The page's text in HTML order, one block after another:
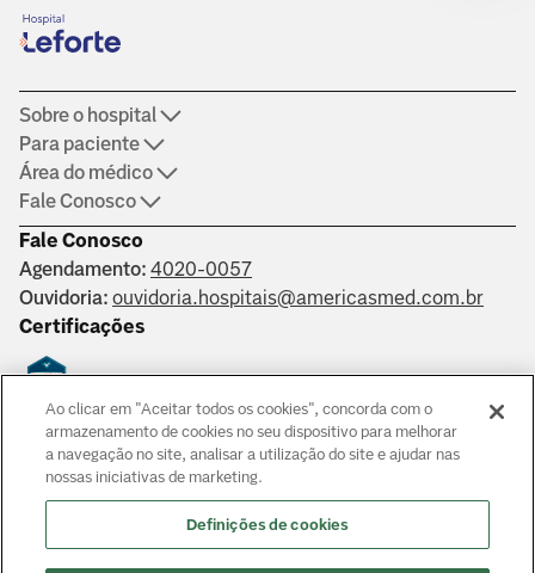
Fale Conosco
Agendamento: 4020-0057
Ouvidoria: ouvidoria.hospitais@americasmed.com.br
Certificações
Saber mais
Sobre o hospital
Para paciente
Área do médico
Fale Conosco
Responsáveis técnicos: Alphaville: Dr. João Paulo Muaccad Gama
- CRM 152994. Liberdade: Dra. Ana Carolina Martins Costa
135237
Ao clicar em "Aceitar todos os cookies", concorda com o
armazenamento de cookies no seu dispositivo para melhorar
a navegação no site, analisar a utilização do site e ajudar nas
nossas iniciativas de marketing.
Definições de cookies